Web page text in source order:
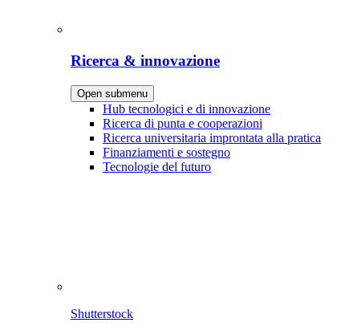
Ricerca & innovazione
Open submenu
Hub tecnologici e di innovazione
Ricerca di punta e cooperazioni
Ricerca universitaria improntata alla pratica
Finanziamenti e sostegno
Tecnologie del futuro
Shutterstock